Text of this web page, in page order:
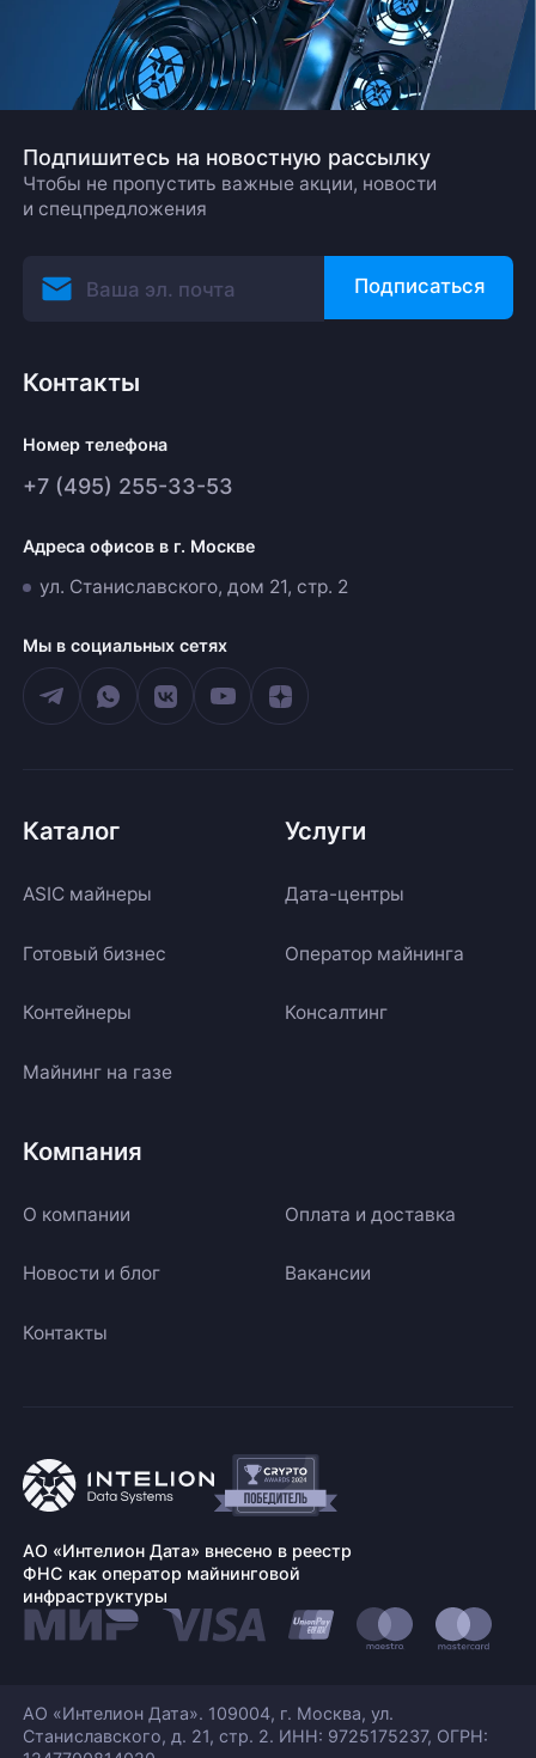
Подпишитесь на новостную рассылку
Чтобы не пропустить важные акции, новости
и спецпредложения
Подписаться
Контакты
Номер телефона
+7 (495) 255-33-53
Адреса офисов в г. Москве
ул. Станиславского, дом 21, стр. 2
Мы в социальных сетях
Каталог
ASIC майнеры
Готовый бизнес
Контейнеры
Майнинг на газе
Услуги
Дата-центры
Оператор майнинга
Консалтинг
Компания
О компании Оплата и доставка
Новости и блог Вакансии
Контакты
АО «Интелион Дата» внесено в реестр
ФНС как оператор майнинговой
инфраструктуры
АО «Интелион Дата». 109004, г. Москва, ул.
Станиславского, д. 21, стр. 2. ИНН: 9725175237, ОГРН: